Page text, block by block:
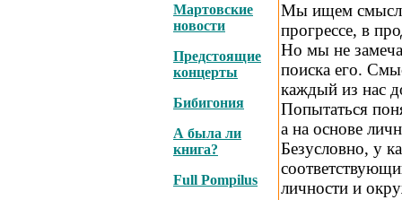
Мартовские
новости
Предстоящие
концерты
Бибигония
А была ли
книга?
Full Pompilus
Мы ищем смысл
прогрессе, в
Но мы не
поиска его.
каждый из нас
Попытаться
а на основе
Безусловно, у
личности и